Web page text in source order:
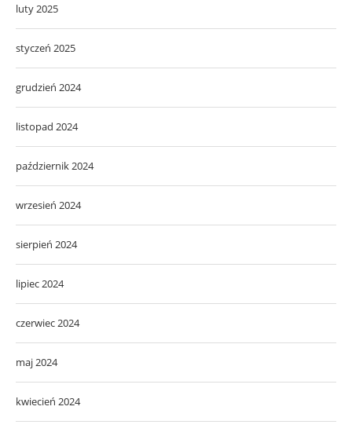
luty 2025
styczeń 2025
grudzień 2024
listopad 2024
październik 2024
wrzesień 2024
sierpień 2024
lipiec 2024
czerwiec 2024
maj 2024
kwiecień 2024